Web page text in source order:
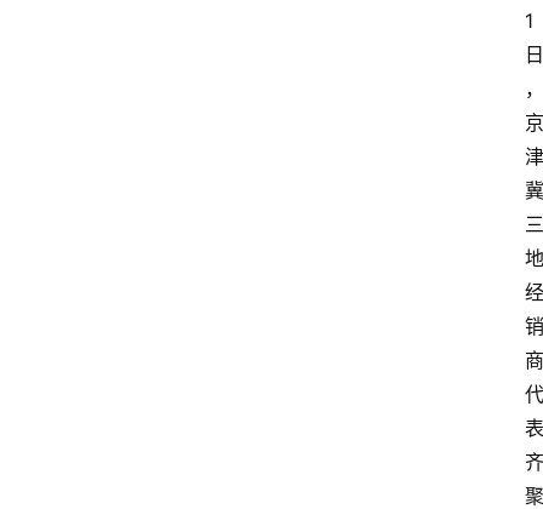
1
日
，
京
津
冀
三
地
经
销
商
代
表
齐
聚